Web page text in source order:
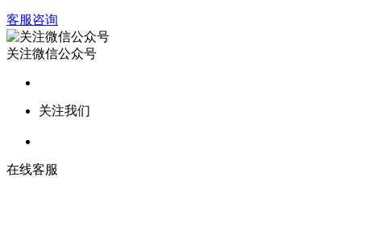
客服咨询
关注微信公众号
关注我们
在线客服